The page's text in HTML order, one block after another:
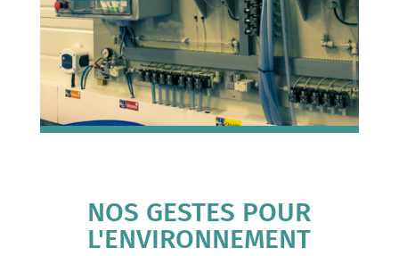
NOS GESTES POUR
L'ENVIRONNEMENT